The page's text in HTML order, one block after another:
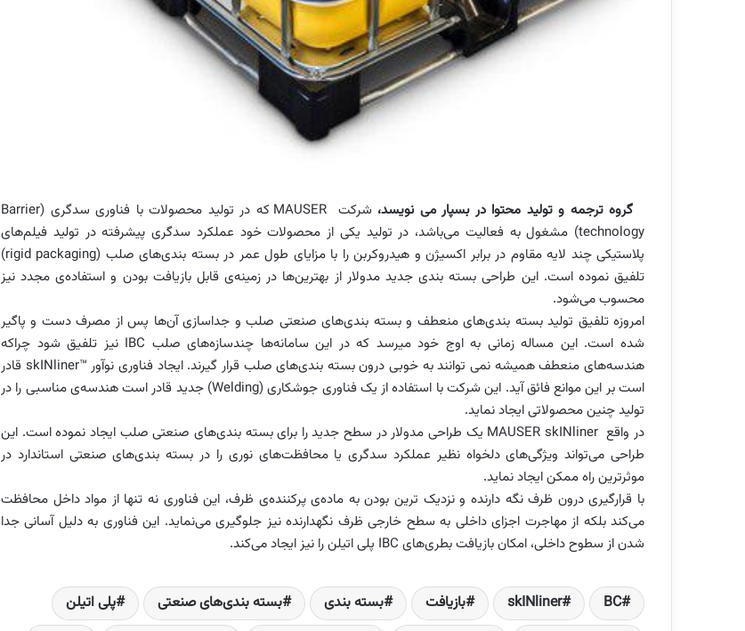
گروه ترجمه و تولید محتوا در بسپار می نویسد،
شرکت MAUSER که در تولید محصولات با فناوری سدگری (Barrier
technology) مشغول به فعالیت می‌باشد، در تولید یکی از محصولات خود عملکرد سدگری پیشرفته در تولید فیلم‌های
پلاستیکی چند لایه مقاوم در برابر اکسیژن و هیدروکربن را با مزایای طول عمر در بسته بندی‌های صلب (rigid packaging)
تلفیق نموده است. این طراحی بسته بندی جدید مدولار از بهترین‌ها در زمینه‌ی قابل بازیافت بودن و استفاده‌ی مجدد نیز
محسوب می‌شود.
امروزه تلفیق تولید بسته بندی‌های منعطف و بسته بندی‌های صنعتی صلب و جداسازی آن‌ها پس از مصرف دست و پاگیر
شده است. این مساله زمانی به اوج خود میرسد که در این سامانه‌ها چندسازه‌های صلب IBC نیز تلفیق شود چراکه
هندسه‌های منعطف همیشه نمی توانند به خوبی درون بسته بندی‌های صلب قرار گیرند. ایجاد فناوری نوآور ™skINliner قادر
است بر این موانع فائق آید. این شرکت با استفاده از یک فناوری جوشکاری (Welding) جدید قادر است هندسه‌ی مناسبی را در
تولید چنین محصولاتی ایجاد نماید.
در واقع MAUSER skINliner یک طراحی مدولار در سطح جدید را برای بسته بندی‌های صنعتی صلب ایجاد نموده است. این
طراحی می‌تواند ویژگی‌های دلخواه نظیر عملکرد سدگری یا محافظت‌های نوری را در بسته بندی‌های صنعتی استاندارد در
موثرترین راه ممکن ایجاد نماید.
با قرارگیری درون ظرف نگه دارنده و نزدیک ترین بودن به ماده‌ی پرکننده‌ی ظرف، این فناوری نه تنها از مواد داخل محافظت
می‌کند بلکه از مهاجرت اجزای داخلی به سطح خارجی ظرف نگهدارنده نیز جلوگیری می‌نماید. این فناوری به دلیل آسانی جدا
شدن از سطوح داخلی، امکان بازیافت بطری‌های IBC پلی اتیلن را نیز ایجاد می‌کند.
BC
skINliner بازیافت بسته بندی بسته بندی‌های صنعتی
پلی اتیلن